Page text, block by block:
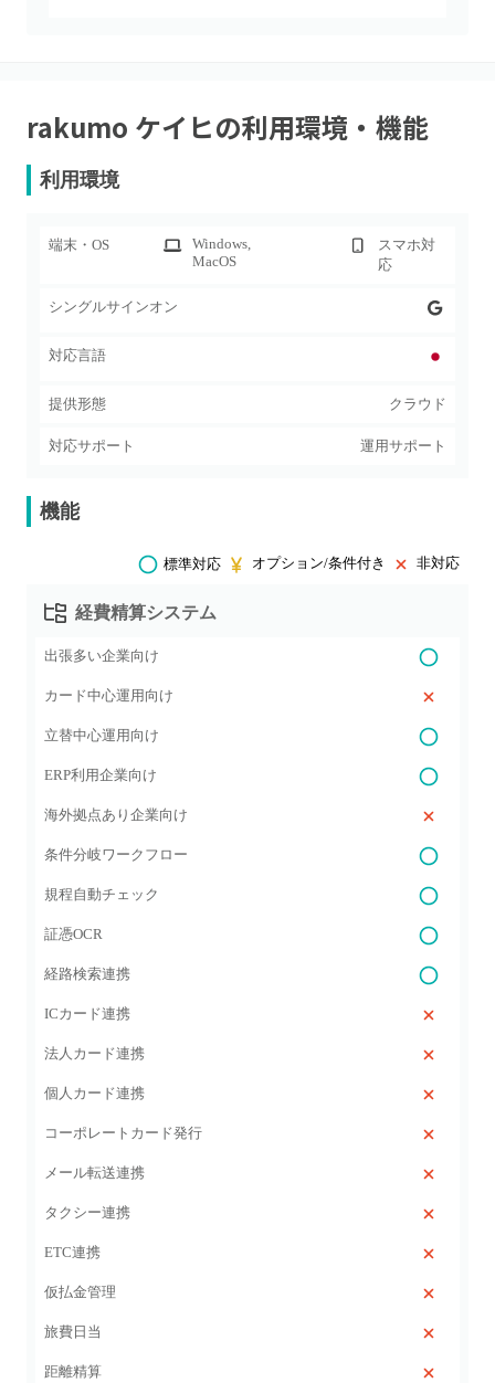
rakumo ケイヒの利用環境・機能
利用環境
端末・OS Windows,
MacOS
スマホ対
応
シングルサインオン
対応言語
提供形態 クラウド
対応サポート 運用サポート
機能
標準対応 オプション/条件付き 非対応
経費精算システム
出張多い企業向け
カード中心運用向け
立替中心運用向け
ERP利用企業向け
海外拠点あり企業向け
条件分岐ワークフロー
規程自動チェック
証憑OCR
経路検索連携
ICカード連携
法人カード連携
個人カード連携
コーポレートカード発行
メール転送連携
タクシー連携
ETC連携
仮払金管理
旅費日当
距離精算